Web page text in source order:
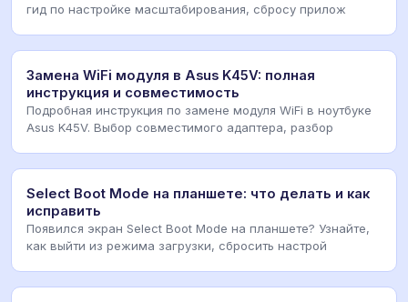
гид по настройке масштабирования, сбросу прилож
Замена WiFi модуля в Asus K45V: полная
инструкция и совместимость
Подробная инструкция по замене модуля WiFi в ноутбуке
Asus K45V. Выбор совместимого адаптера, разбор
Select Boot Mode на планшете: что делать и как
исправить
Появился экран Select Boot Mode на планшете? Узнайте,
как выйти из режима загрузки, сбросить настрой